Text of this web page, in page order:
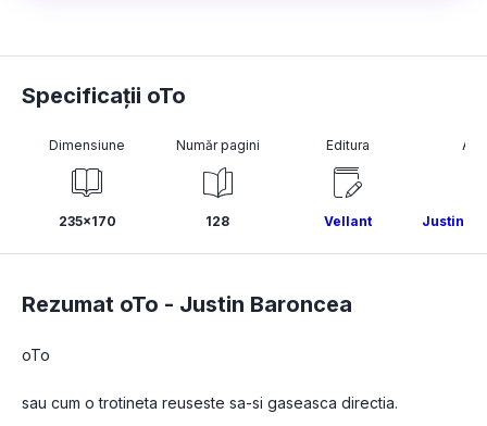
Specificații oTo
Dimensiune
235x170
Număr pagini
128
Editura
Vellant Justin
Rezumat oTo - Justin Baroncea
oTo
sau cum o trotineta reuseste sa-si gaseasca directia.